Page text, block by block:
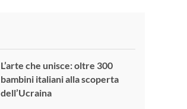
L’arte che unisce: oltre 300
bambini italiani alla scoperta
dell’Ucraina